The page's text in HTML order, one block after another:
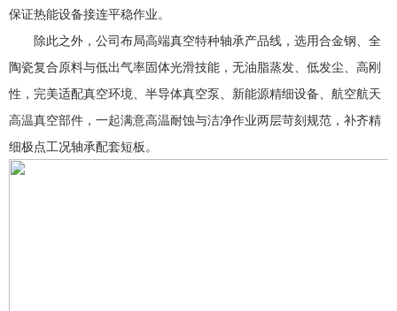
保证热能设备接连平稳作业。
除此之外，公司布局高端真空特种轴承产品线，选用合金钢、全
陶瓷复合原料与低出气率固体光滑技能，无油脂蒸发、低发尘、高刚
性，完美适配真空环境、半导体真空泵、新能源精细设备、航空航天
高温真空部件，一起满意高温耐蚀与洁净作业两层苛刻规范，补齐精
细极点工况轴承配套短板。